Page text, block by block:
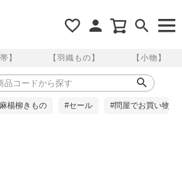
帯】 【羽織もの】 【小物】
楊柳きもの #セール #問屋でお買い物